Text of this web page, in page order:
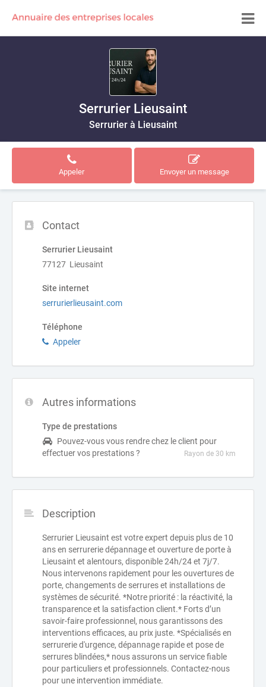
Serrurier Lieusaint
Serrurier à Lieusaint
Appeler Envoyer un message
Contact
Serrurier Lieusaint
77127 Lieusaint
Site internet
serrurierlieusaint.com
Téléphone
Appeler
Autres informations
Type de prestations
Pouvez-vous vous rendre chez le client pour
effectuer vos prestations ?
Rayon de 30 km
Description
Serrurier Lieusaint est votre expert depuis plus de 10
ans en serrurerie dépannage et ouverture de porte à
Lieusaint et alentours, disponible 24h/24 et 7j/7.
Nous intervenons rapidement pour les ouvertures de
porte, changements de serrures et installations de
systèmes de sécurité. *Notre priorité : la réactivité, la
transparence et la satisfaction client.* Forts d’un
savoir-faire professionnel, nous garantissons des
interventions efficaces, au prix juste. *Spécialisés en
serrurerie d'urgence, dépannage rapide et pose de
serrures blindées,* nous assurons un service fiable
pour particuliers et professionnels. Contactez-nous
pour une intervention immédiate.